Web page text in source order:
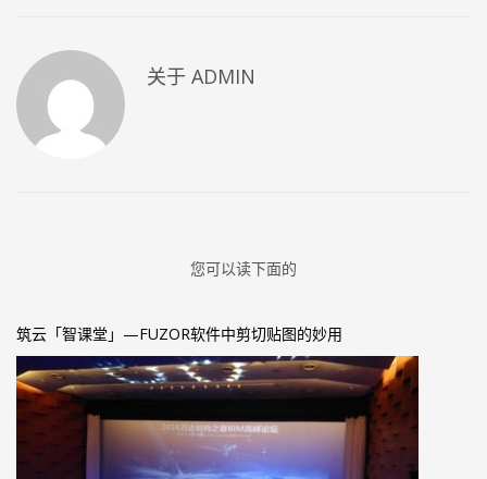
关于 ADMIN
您可以读下面的
筑云「智课堂」—FUZOR软件中剪切贴图的妙用